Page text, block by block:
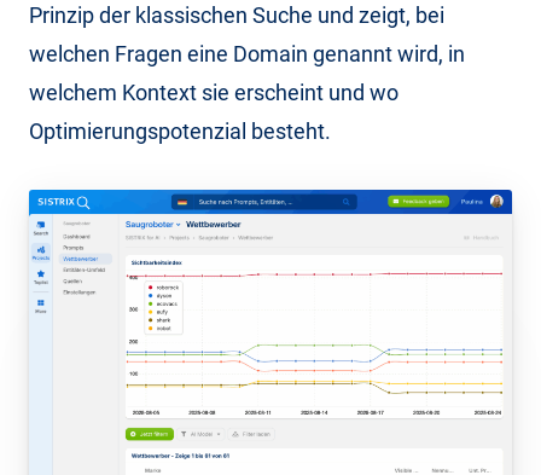
Prinzip der klassischen Suche und zeigt, bei
welchen Fragen eine Domain genannt wird, in
welchem Kontext sie erscheint und wo
Optimierungspotenzial besteht.